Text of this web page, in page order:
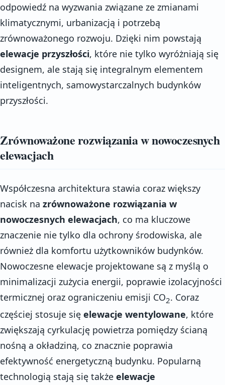
odpowiedź na wyzwania związane ze zmianami
klimatycznymi, urbanizacją i potrzebą
zrównoważonego rozwoju. Dzięki nim powstają
elewacje przyszłości, które nie tylko wyróżniają się
designem, ale stają się integralnym elementem
inteligentnych, samowystarczalnych budynków
przyszłości.
Zrównoważone rozwiązania w nowoczesnych
elewacjach
Współczesna architektura stawia coraz większy
nacisk na zrównoważone rozwiązania w
nowoczesnych elewacjach, co ma kluczowe
znaczenie nie tylko dla ochrony środowiska, ale
również dla komfortu użytkowników budynków.
Nowoczesne elewacje projektowane są z myślą o
minimalizacji zużycia energii, poprawie izolacyjności
termicznej oraz ograniczeniu emisji CO2. Coraz
częściej stosuje się elewacje wentylowane, które
zwiększają cyrkulację powietrza pomiędzy ścianą
nośną a okładziną, co znacznie poprawia
efektywność energetyczną budynku. Popularną
technologią stają się także elewacje